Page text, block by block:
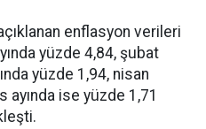
enflasyon verileri
yüzde 4,84, şubat
yüzde 1,94, nisan
ayında ise yüzde 1,71